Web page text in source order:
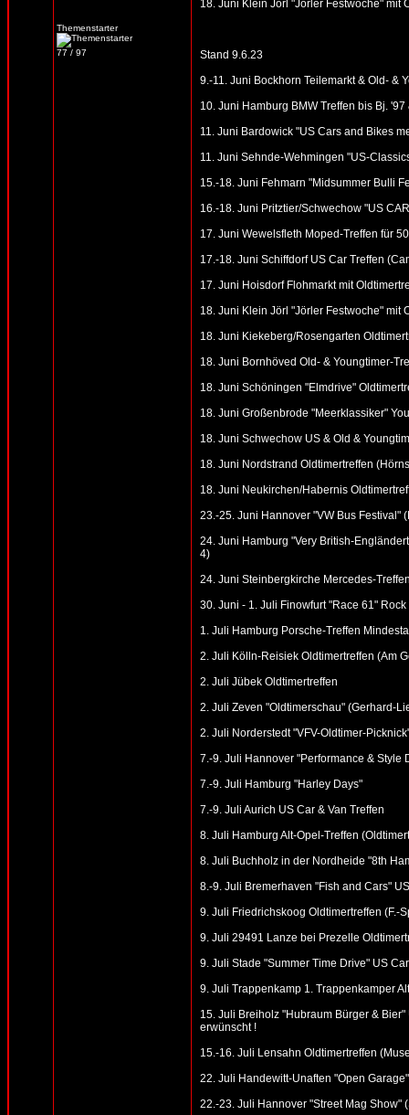
Themenstarter
77 / 97
18. Juni Klein Jörl "Jörler Festwoche" mit
Stand 9.6.23
9.-11. Juni Bockhorn Teilemarkt & Old- &
10. Juni Hamburg BMW Treffen bis Bj.
11. Juni Bardowick "US Cars and Bikes
11. Juni Sehnde-Wehmingen "US-
15.-18. Juni Fehmarn "Midsummer Bulli
16.-18. Juni Pritztier/Schwechow "US
17. Juni Wewelsfleth Moped-Treffen für
17.-18. Juni Schiffdorf US Car Treffen
17. Juni Hoisdorf Flohmarkt mit
18. Juni Klein Jörl "Jörler Festwoche" mit
18. Juni Kiekeberg/Rosengarten
18. Juni Bornhöved Old- & Youngtimer-
18. Juni Schöningen "Elmdrive"
18. Juni Großenbrode "Meerklassiker"
18. Juni Schwechow US & Old &
18. Juni Nordstrand Oldtimertreffen
18. Juni Neukirchen/Habernis
23.-25. Juni Hannover "VW Bus Festival"
24. Juni Hamburg "Very British-
4)
24. Juni Steinbergkirche Mercedes-
30. Juni - 1. Juli Finowfurt "Race 61"
1. Juli Hamburg Porsche-Treffen
2. Juli Kölln-Reisiek Oldtimertreffen (Am
2. Juli Jübek Oldtimertreffen
2. Juli Zeven "Oldtimerschau" (Gerhard-
2. Juli Norderstedt "VFV-Oldtimer-
7.-9. Juli Hannover "Performance & Style
7.-9. Juli Hamburg "Harley Days"
7.-9. Juli Aurich US Car & Van Treffen
8. Juli Hamburg Alt-Opel-Treffen
8. Juli Buchholz in der Nordheide "8th
8.-9. Juli Bremerhaven "Fish and Cars"
9. Juli Friedrichskoog Oldtimertreffen (F.-
9. Juli 29491 Lanze bei Prezelle
9. Juli Stade "Summer Time Drive" US
9. Juli Trappenkamp 1. Trappenkamper
15. Juli Breiholz "Hubraum Bürger &
erwünscht !
15.-16. Juli Lensahn Oldtimertreffen
22. Juli Handewitt-Unaften "Open
22.-23. Juli Hannover "Street Mag Show"